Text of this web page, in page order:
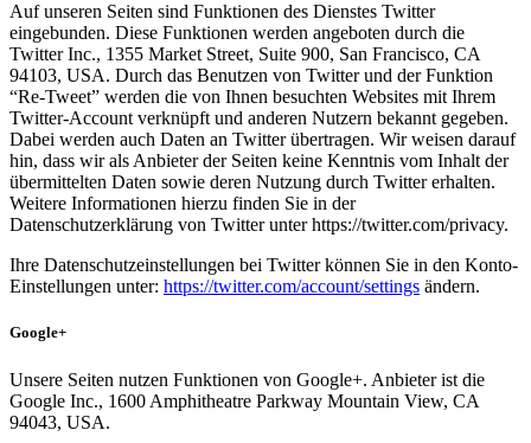
Auf unseren Seiten sind Funktionen des Dienstes Twitter
eingebunden. Diese Funktionen werden angeboten durch die
Twitter Inc., 1355 Market Street, Suite 900, San Francisco, CA
94103, USA. Durch das Benutzen von Twitter und der Funktion
“Re-Tweet” werden die von Ihnen besuchten Websites mit Ihrem
Twitter-Account verknüpft und anderen Nutzern bekannt gegeben.
Dabei werden auch Daten an Twitter übertragen. Wir weisen darauf
hin, dass wir als Anbieter der Seiten keine Kenntnis vom Inhalt der
übermittelten Daten sowie deren Nutzung durch Twitter erhalten.
Weitere Informationen hierzu finden Sie in der
Datenschutzerklärung von Twitter unter https://twitter.com/privacy.
Ihre Datenschutzeinstellungen bei Twitter können Sie in den Konto-
Einstellungen unter: https://twitter.com/account/settings ändern.
Google+
Unsere Seiten nutzen Funktionen von Google+. Anbieter ist die
Google Inc., 1600 Amphitheatre Parkway Mountain View, CA
94043, USA.